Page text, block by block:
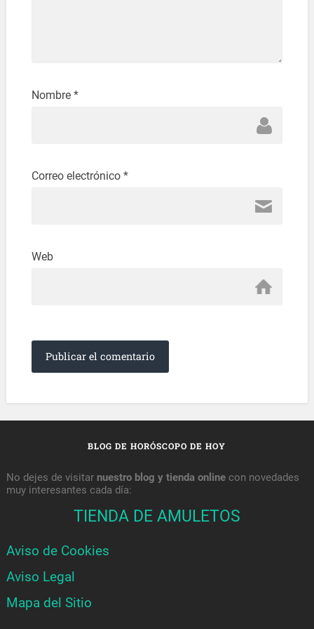
Nombre *
Correo electrónico *
Web
BLOG DE HORÓSCOPO DE HOY
No dejes de visitar nuestro blog y tienda onlinecon novedades
muy interesantes cada día:
TIENDA DE AMULETOS
Aviso de Cookies
Aviso Legal
Mapa del Sitio